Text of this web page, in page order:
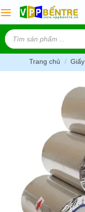
to
content
Tìm
kiếm
sản
phẩm
Trang chủ / Giấy